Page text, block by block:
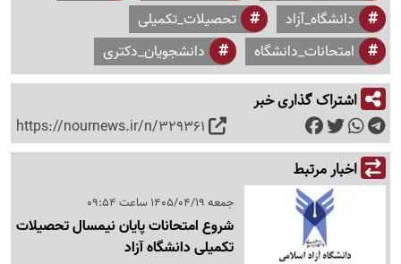
دانشگاه_آزاد
تحصیلات_تکمیلی
امتحانات_دانشگاه
دانشجویان_دکتری
اشتراک گذاری خبر
https://nournews.ir/n/329361
اخبار مرتبط
جمعه 1405/04/19 ساعت 09:54
شروع امتحانات پایان نیمسال تحصیلات
تکمیلی دانشگاه آزاد